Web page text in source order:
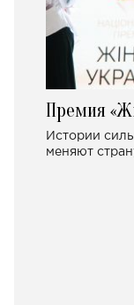
Премия
Истории
меняют